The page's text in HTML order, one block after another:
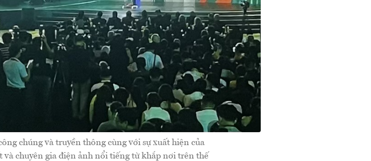
chúng và truyền thông cùng với sự xuất hiện của
và chuyên gia điện ảnh nổi tiếng từ khắp nơi trên thế